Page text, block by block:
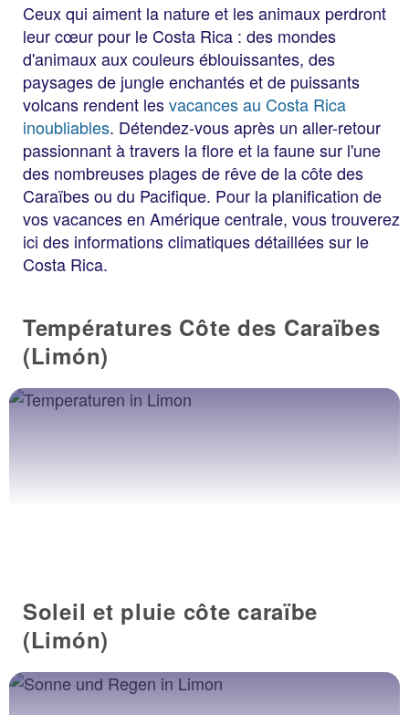
Ceux qui aiment la nature et les animaux perdront
leur cœur pour le Costa Rica : des mondes
d'animaux aux couleurs éblouissantes, des
paysages de jungle enchantés et de puissants
volcans rendent lesvacances au Costa Rica
inoubliables. Détendez-vous après un aller-retour
passionnant à travers la flore et la faune sur l'une
des nombreuses plages de rêve de la côte des
Caraïbes ou du Pacifique. Pour la planification de
vos vacances en Amérique centrale, vous trouverez
ici des informations climatiques détaillées sur le
Costa Rica.
Températures Côte des Caraïbes
(Limón)
Soleil et pluie côte caraïbe
(Limón)